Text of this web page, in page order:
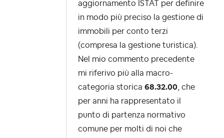
aggiornamento ISTAT per definire
in modo più preciso la gestione di
immobili per conto terzi
(compresa la gestione turistica).
Nel mio commento precedente
mi riferivo più alla macro-
categoria storica 68.32.00 , che
per anni ha rappresentato il
punto di partenza normativo
comune per molti di noi che